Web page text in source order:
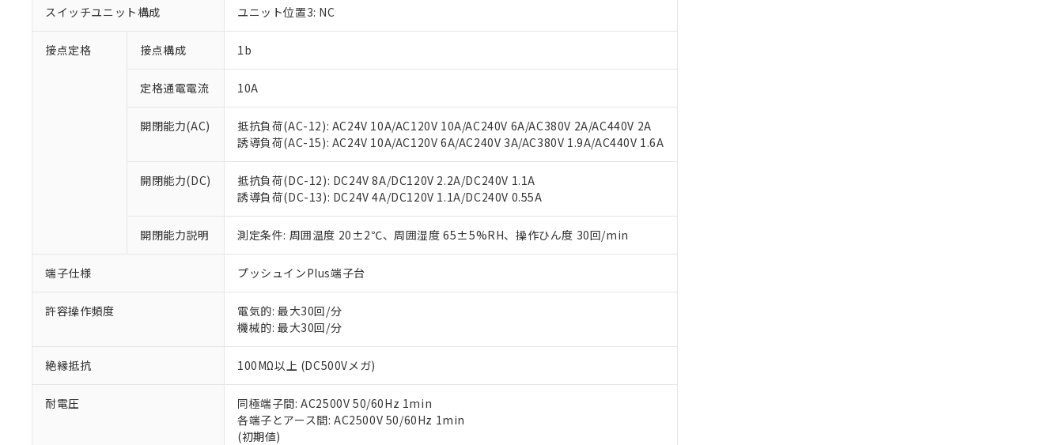
スイッチユニット構成 ユニット位置3: NC
接点定格 接点構成 1b
定格通電電流 10A
開閉能力(AC)
抵抗負荷(AC-12): AC24V 10A/AC120V 10A/AC240V 6A/AC380V 2A/AC440V 2A
誘導負荷(AC-15): AC24V 10A/AC120V 6A/AC240V 3A/AC380V 1.9A/AC440V 1.6A
開閉能力(DC)
抵抗負荷(DC-12): DC24V 8A/DC120V 2.2A/DC240V 1.1A
誘導負荷(DC-13): DC24V 4A/DC120V 1.1A/DC240V 0.55A
開閉能力説明 測定条件: 周囲温度 20±2℃、周囲湿度 65±5%RH、操作ひん度 30回/min
端子仕様 プッシュインPlus端子台
許容操作頻度
電気的: 最大30回/分
機械的: 最大30回/分
絶縁抵抗 100MΩ以上 (DC500Vメガ)
耐電圧
同極端子間: AC2500V 50/60Hz 1min
各端子とアース間: AC2500V 50/60Hz 1min
(初期値)
ご利用条件
以下の条件をお読みいただき、同意のうえご利用ください。
本サービスは、当社制御機器事業取扱商品の当社在庫状況および標準価格(税抜)を提供させていただ
くものです。
当社制御機器事業取扱商品の中には、本サービスの対象外となる商品もあることをご了承ください。
のであり、閲覧された時点での実際の在庫および標準価格とは異なる場合があることをご了承くださ
い。
正式な納期状況および標準価格はお客様のお取引先、またはお客様担当のオムロン制御機器販売店・
当社販売員にご相談ください。
オムロン制御機器販売店や当社販売拠点は「
在庫状況および標準価格結果を当社の事前の承諾なく第三者に漏洩または開示しないようお願いしま
マイパーツ機能（部品リスト作成サービス）をご利用いただくには、I-Webメンバーズにご登録され
ている必要があります。
が、当社の製品・サービスに関するお客様との取引・商談に必要な範囲で利用することをご了承くだ
さい。
※1 対応状況
調査・確認中：EU RoHS指令（10物質）の非含有の対応状況を調査中または確認中の商品です。
非該当品：ライセンス料など無形物で、有害物質有無と関係のない商品です。
仕入先様の事情により、非含有部品としていたものが、含有品と判明した場合などやむを得ず変更すること
があります。
*EU RoHS指令（10物質）：
鉛(Pb) 1000ppm以下、 水銀(Hg) 1000ppm以下、 カドミウム(Cd) 100ppm以下、
六価クロム(Cr(Ⅵ)) 1000ppm以下、ポリ臭化ビフェニル類(PBB) 1000ppm以下、ポリ臭化ジフェニルエーテル類(PBDE) 1000ppm以下、
但し、RoHS指令で産業用監視および制御機器に対する適用除外項目は除く。
※2 対応予定月
部品在庫の切り替え状況などにより、予定月が前後することがあります。
※3 非含有証明書ダウンロード
下記の非含有証明書をダウンロードすることができます。
※1 中国RoHS○×表
「○」：最大均質材料含有率が中国RoHSの基準値以下であることを示します。
「－」：未確認です。当社販売部門へお問い合わせください。
*中国RoHS10物質の基準値 (GB/T26572)：
Pb(鉛) :1000ppm、 Hg(水銀) : 1000ppm、 Cd(カドミウム) : 100ppm、
Cr(Ⅵ)(六価クロム) : 1000ppm、 PBBs(ポリ臭化ビフェニル類) : 1000ppm、 PBDEs(ポリ臭化ジフェニルエーテル類) : 1000ppm、
DBP(フタル酸ジブチル) : 1000ppm、 DIBP(フタル酸ジイソブチル) : 1000ppm、 BBP(フタル酸ブチルベンジル) : 1000ppm、
DEHP(フタル酸ビス(2-エチルヘキシル)) : 1000ppm
※2 環境保護使用期限
「ｅ」：有害物質（10物質）のすべてが基準値以下であることを示します。
「10」：通常の使用状況下において有害物質が外部に漏えいし、環境に深刻な影響を及ぼさない年数を意
「－」：未確認です。当社販売部門へお問い合わせください。
当社は、これら貴社製品のうち、外国為替および外国貿易法に定める商品（以下｢規制貨物等」とい
う）を輸出または国外への提供する場合は、日本国政府の輸出許可(または役務取引許可)を取得する
当社は規制貨物を破棄する場合は、完全に破砕するなど、違法に輸出されないよう必要な手段を講じ
ます。
置等に一切使用いたしません。
当社は、貴社製品を第三者に販売する場合は、上記1、2および3の内容を当該第三者に通知します。
また当社は、販売先および販売に係わる関係者が違法に輸出するおそれがある場合は、取り引きをい
たしません。
合意する
記
号
説明
○ 一定数以上の在庫あり
△ 一定数には満たないが在庫あり
－
在庫なし(最新の在庫状況については、お客様のお取引先、またはお客様担当のオムロン制御
機器販売店・当社販売員にご確認ください)
空
白
受注生産機種、また在庫状況の情報を公開していない機種